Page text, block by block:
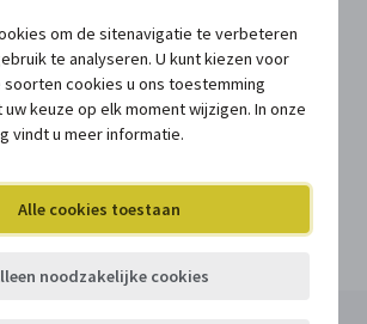
om de sitenavigatie te verbeteren
te analyseren. U kunt kiezen voor
soorten cookies u ons toestemming
keuze op elk moment wijzigen. In onze
vindt u meer informatie.
Alle cookies toestaan
noodzakelijke cookies
je wel al lid?Log je in.
LinkedIn
de permalink van deze update